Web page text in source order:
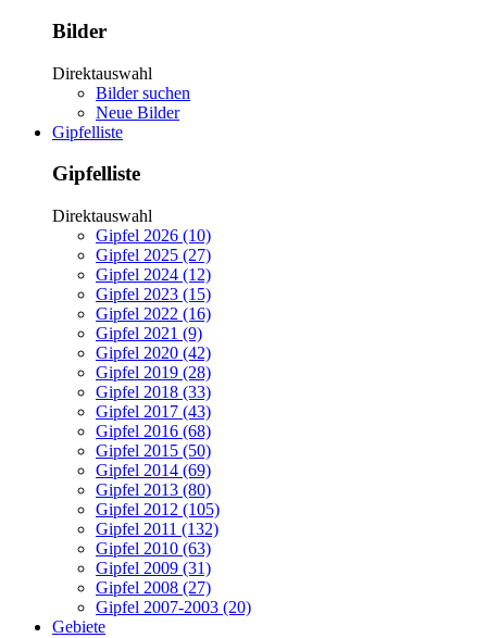
Bilder
Direktauswahl
Bilder suchen
Neue Bilder
Gipfelliste
Gipfelliste
Direktauswahl
Gipfel 2026 (10)
Gipfel 2025 (27)
Gipfel 2024 (12)
Gipfel 2023 (15)
Gipfel 2022 (16)
Gipfel 2021 (9)
Gipfel 2020 (42)
Gipfel 2019 (28)
Gipfel 2018 (33)
Gipfel 2017 (43)
Gipfel 2016 (68)
Gipfel 2015 (50)
Gipfel 2014 (69)
Gipfel 2013 (80)
Gipfel 2012 (105)
Gipfel 2011 (132)
Gipfel 2010 (63)
Gipfel 2009 (31)
Gipfel 2008 (27)
Gipfel 2007-2003 (20)
Gebiete